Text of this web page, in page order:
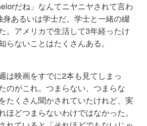
だね」なんてニヤニヤされて言わ
あるいは学士だ。学士と一緒の綴
。アメリカで生活して3年経ったけ
らないことはたくさんある。
は映画をすでに2本も見てしまっ
のがこれ。つまらない、つまらな
たくさん聞かされていたけれど、実
ほどつまらないわけではなかった。